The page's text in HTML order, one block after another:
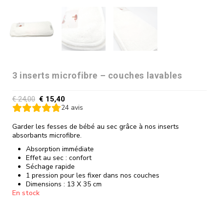
3 inserts microfibre – couches lavables
€24,00 € 15,40
24 avis
Garder les fesses de bébé au sec grâce à nos inserts
absorbants microfibre.
Absorption immédiate
Effet au sec : confort
Séchage rapide
1 pression pour les fixer dans nos couches
Dimensions : 13 X 35 cm
En stock